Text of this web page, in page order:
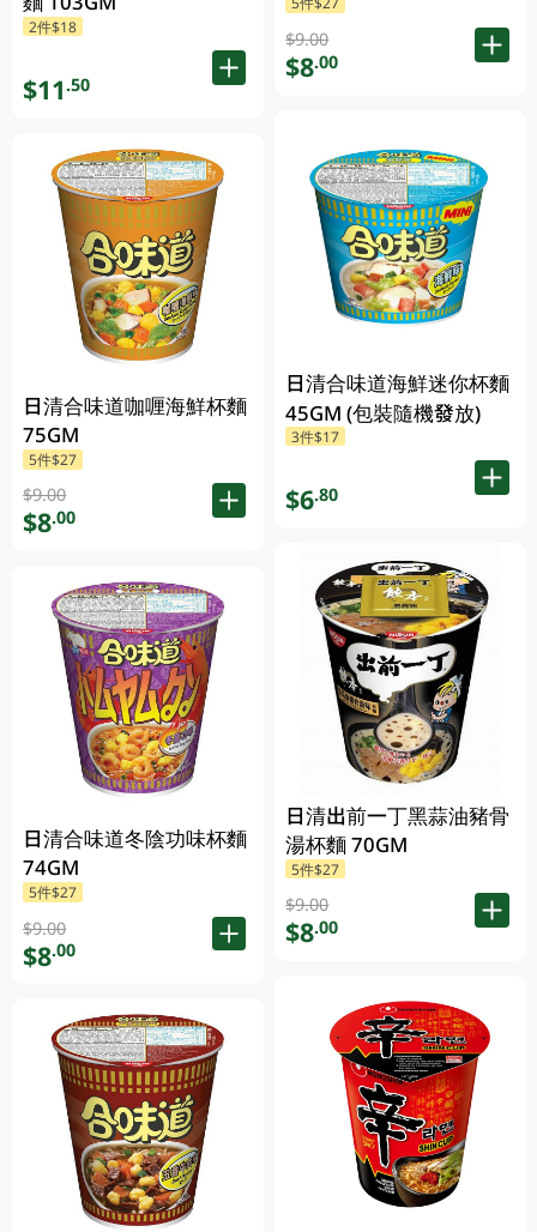
2件$18
$11.50
日清合味道咖喱海鮮杯麵
75GM
5件$27
$9.00
$8.00
日清合味道冬陰功味杯麵
74GM
5件$27
$9.00
$8.00
$9.00
$8.00
日清合味道海鮮迷你杯麵
45GM (包裝隨機發放)
3件$17
$6.80
日清出前一丁黑蒜油豬骨
湯杯麵 70GM
5件$27
$9.00
$8.00